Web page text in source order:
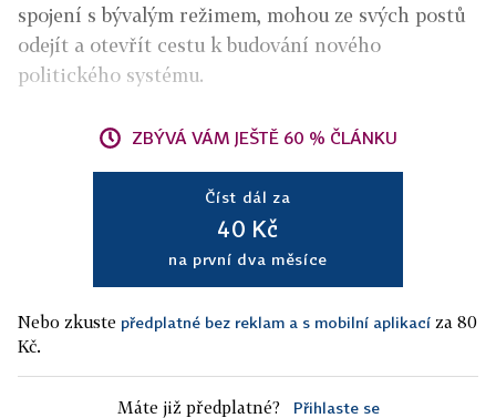
spojení s bývalým režimem, mohou ze svých postů
odejít a otevřít cestu k budování nového
politického systému.
ZBÝVÁ VÁM JEŠTĚ 60 % ČLÁNKU
Číst dál za
40 Kč
na první dva měsíce
Nebo zkuste předplatné bez reklam a s mobilní aplikací za 80
Kč.
Máte již předplatné? Přihlaste se